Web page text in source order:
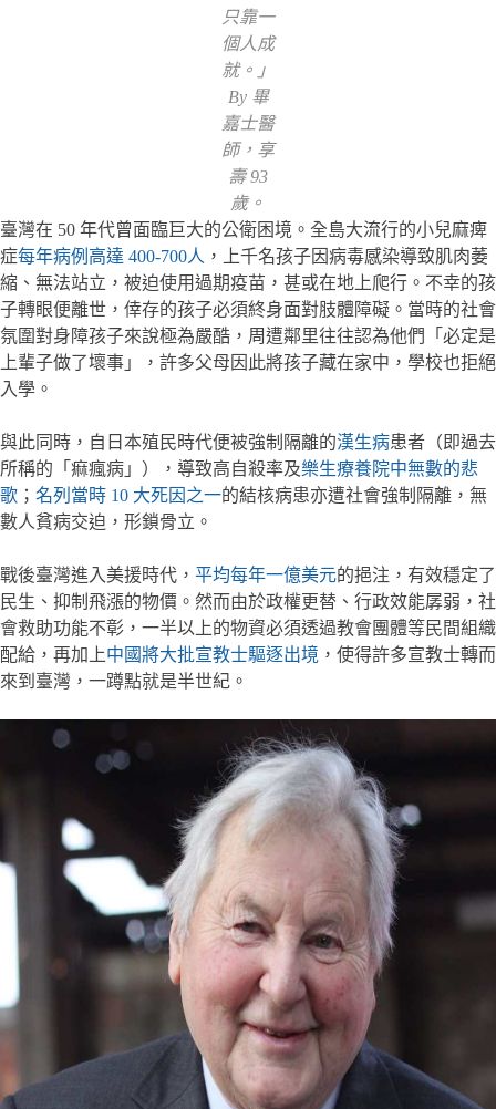
只靠一
個人成
就。」
By 畢
嘉士醫
師，享
壽 93
歲。
臺灣在 50 年代曾面臨巨大的公衛困境。全島大流行的小兒麻痺
症每年病例高達 400-700人 ，上千名孩子因病毒感染導致肌肉萎
縮、無法站立，被迫使用過期疫苗，甚或在地上爬行。不幸的孩
子轉眼便離世，倖存的孩子必須終身面對肢體障礙。當時的社會
氛圍對身障孩子來說極為嚴酷，周遭鄰里往往認為他們「必定是
上輩子做了壞事」，許多父母因此將孩子藏在家中，學校也拒絕
入學。
與此同時，自日本殖民時代便被強制隔離的漢生病患者（即過去
所稱的「痲瘋病」），導致高自殺率及樂生療養院中無數的悲
歌 ； 名列當時 10 大死因之一的結核病患亦遭社會強制隔離，無
數人貧病交迫，形鎖骨立。
戰後臺灣進入美援時代， 平均每年一億美元的挹注，有效穩定了
民生、抑制飛漲的物價。然而由於政權更替、行政效能孱弱，社
會救助功能不彰，一半以上的物資必須透過教會團體等民間組織
配給，再加上中國將大批宣教士驅逐出境 ，使得許多宣教士轉而
來到臺灣，一蹲點就是半世紀。